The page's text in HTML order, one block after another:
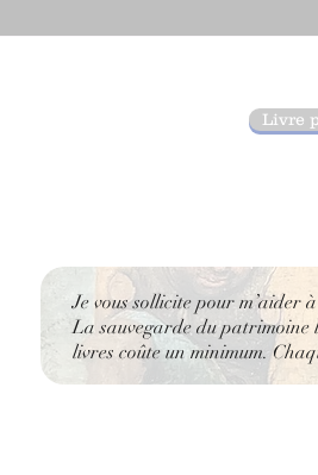
Livre
Je vous sollicite pour m’aider
La sauvegarde du patrimoine
livres coûte un minimum.